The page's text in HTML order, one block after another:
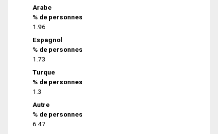
Arabe
% de personnes
1.96
Espagnol
% de personnes
1.73
Turque
% de personnes
1.3
Autre
% de personnes
6.47